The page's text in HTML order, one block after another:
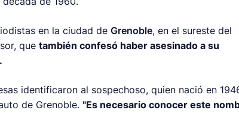
en la ciudad deGrenoble, en el sureste del
quetambién confesó haber asesinado a su
identificaron al sospechoso, quien nació en
de Grenoble."Es necesario conocer este